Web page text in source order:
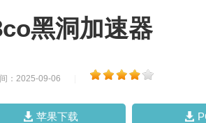
黑洞加速器
：2025-09-06
苹果下载